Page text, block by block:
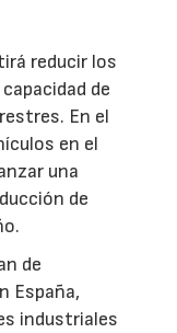
reducir los
de
En el
en el
una
de
de
España,
industriales